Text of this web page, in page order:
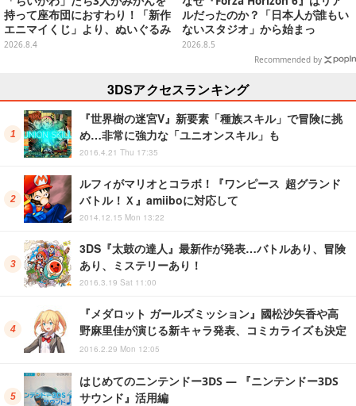
持って座布団におすわり！「新作
エニマイくじ」より、ぬいぐるみ
画像が初公開
2026.8.4
ルだったのか？「日本人が誰もい
ないスタジオ」から始まっ
た、“生活感のある日本"の作り方
【CEDEC2026】
2026.8.5
Recommended by
3DSアクセスランキング
『世界樹の迷宮V』新要素「種族スキル」で冒険に挑
め…非常に強力な「ユニオンスキル」も
2016.4.21 Thu 17:35
ルフィがマリオとコラボ！『ワンピース 超グランド
バトル！Ｘ』amiiboに対応して
2014.12.15 Mon 13:22
3DS『太鼓の達人』最新作が発表…バトルあり、冒険
あり、ミステリーあり！
2016.3.19 Sat 11:00
『メダロット ガールズミッション』國松沙矢香や高
野麻里佳が演じる新キャラ発表、コミカライズも決定
2016.2.29 Mon 12:05
はじめてのニンテンドー3DS ― 『ニンテンドー3DS
サウンド』活用編